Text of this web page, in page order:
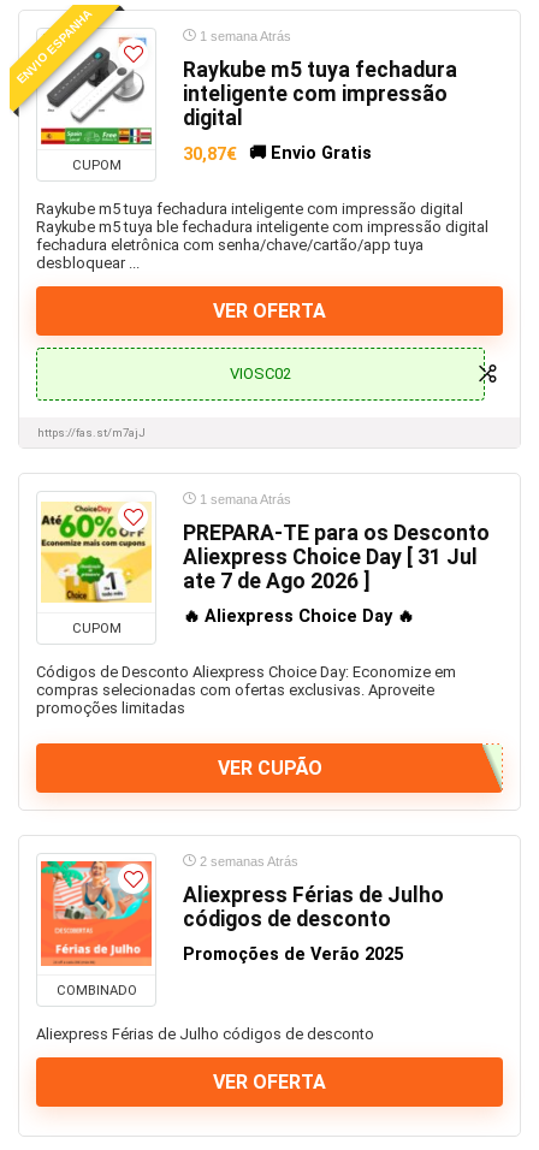
Equipamento proteção
Escola e Escritório
Esquentador
Estação de carregamento
Fato
Fechaduras
Férias e Viagens
Festas e Decorações
Filmes & Séries
Foco
Fritadeiras
Gaming
Gatos
Geladeira
Gerador
GPS
Grandes eletrodomésticos
Halloween
Honor
Huawei
Iluminação
Impressoras
Impressoras 3D
Informática
ENVIO ESPANHA
CUPOM
1 semana Atrás
Raykube m5 tuya fechadura
inteligente com impressão
digital
30,87€ 🚚 Envio Gratis
Raykube m5 tuya fechadura inteligente com impressão digital
Raykube m5 tuya ble fechadura inteligente com impressão digital
fechadura eletrônica com senha/chave/cartão/app tuya
desbloquear ...
VER OFERTA
VIOSC02
https://fas.st/m7ajJ
CUPOM
1 semana Atrás
PREPARA-TE para os Desconto
Aliexpress Choice Day [ 31 Jul
ate 7 de Ago 2026 ]
🔥 Aliexpress Choice Day 🔥
Códigos de Desconto Aliexpress Choice Day: Economize em
compras selecionadas com ofertas exclusivas. Aproveite
promoções limitadas
VER CUPÃO
COMBINADO
2 semanas Atrás
Aliexpress Férias de Julho
códigos de desconto
Promoções de Verão 2025
Aliexpress Férias de Julho códigos de desconto
VER OFERTA